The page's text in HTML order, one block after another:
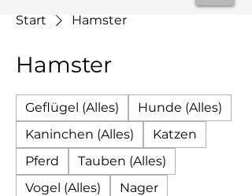
Start Hamster
Hamster
Geflügel (Alles)
Hunde (Alles)
Kaninchen (Alles)
Katzen
Pferd
Tauben (Alles)
Vogel (Alles)
Nager